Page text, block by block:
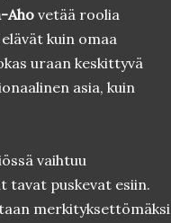
Ahovetää roolia
kuin omaa
uraan keskittyvä
asia, kuin
vaihtuu
tavat puskevat esiin.
merkityksettömäksi